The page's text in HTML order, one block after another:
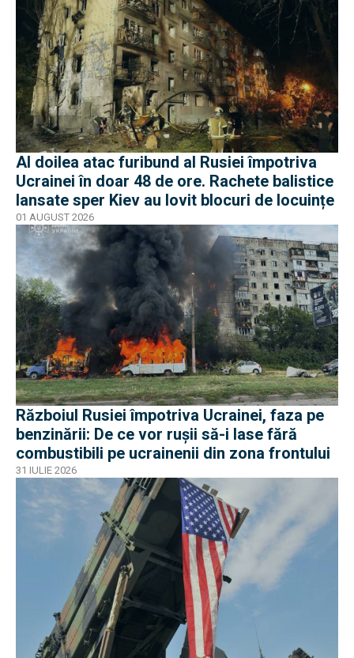
Al doilea atac furibund al Rusiei împotriva
Ucrainei în doar 48 de ore. Rachete balistice
lansate sper Kiev au lovit blocuri de locuințe
01 AUGUST 2026
Războiul Rusiei împotriva Ucrainei, faza pe
benzinării: De ce vor rușii să-i lase fără
combustibili pe ucrainenii din zona frontului
31 IULIE 2026